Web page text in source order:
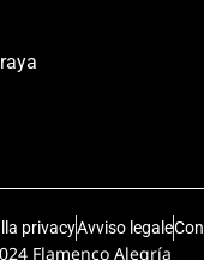
privacyAvviso legale
Flamenco Alegría